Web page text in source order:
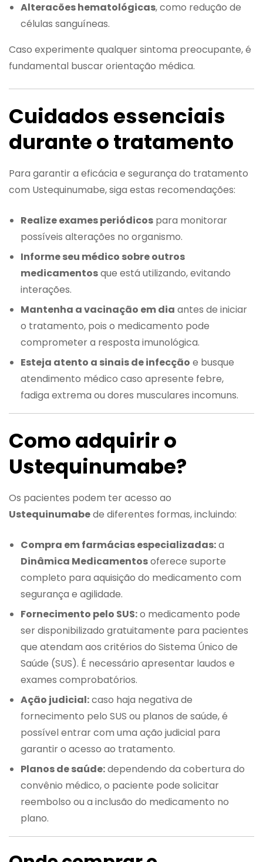
Alteracões hematológicas, como redução de
células sanguíneas.
Caso experimente qualquer sintoma preocupante, é
fundamental buscar orientação médica.
Cuidados essenciais
durante o tratamento
Para garantir a eficácia e segurança do tratamento
com Ustequinumabe, siga estas recomendações:
Realize exames periódicos para monitorar
possíveis alterações no organismo.
Informe seu médico sobre outros
medicamentosque está utilizando, evitando
interações.
Mantenha a vacinação em dia antes de iniciar
o tratamento, pois o medicamento pode
comprometer a resposta imunológica.
Esteja atento a sinais de infecção e busque
atendimento médico caso apresente febre,
fadiga extrema ou dores musculares incomuns.
Como adquirir o
Ustequinumabe?
Os pacientes podem ter acesso ao
Ustequinumabede diferentes formas, incluindo:
Compra em farmácias especializadas:a
Dinâmica Medicamentosoferece suporte
completo para aquisição do medicamento com
segurança e agilidade.
Fornecimento pelo SUS:o medicamento pode
ser disponibilizado gratuitamente para pacientes
que atendam aos critérios do Sistema Único de
Saúde (SUS). É necessário apresentar laudos e
exames comprobatórios.
Ação judicial:caso haja negativa de
fornecimento pelo SUS ou planos de saúde, é
possível entrar com uma ação judicial para
garantir o acesso ao tratamento.
Planos de saúde:dependendo da cobertura do
convênio médico, o paciente pode solicitar
reembolso ou a inclusão do medicamento no
plano.